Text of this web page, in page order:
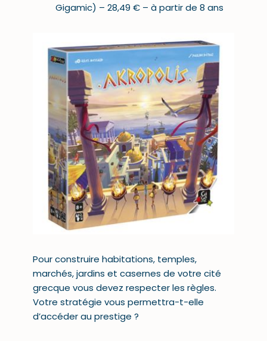
Gigamic) – 28,49 € – à partir de 8 ans
Pour construire habitations, temples,
marchés, jardins et casernes de votre cité
grecque vous devez respecter les règles.
Votre stratégie vous permettra-t-elle
d’accéder au prestige ?